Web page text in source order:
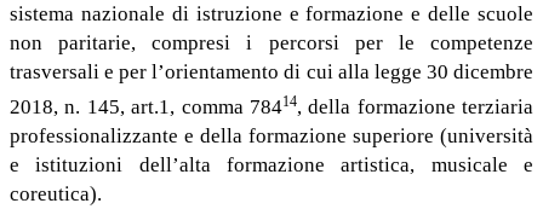
sistema nazionale di istruzione e formazione e delle scuole
non paritarie, compresi i percorsi per le competenze
trasversali e per l’orientamento di cui alla legge 30 dicembre
2018, n. 145, art.1, comma 78414, della formazione terziaria
professionalizzante e della formazione superiore (università
e istituzioni dell’alta formazione artistica, musicale e
coreutica).